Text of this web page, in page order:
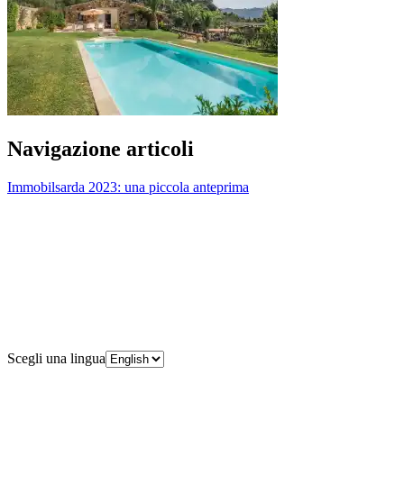
Navigazione articoli
Immobilsarda 2023: una piccola anteprima
Scegli una lingua